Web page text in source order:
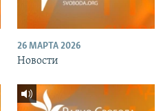
26 МАРТА 2026
Новости